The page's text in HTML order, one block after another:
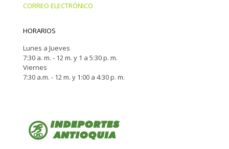
CORREO ELECTRÓNICO
HORARIOS
Lunes a Jueves
7:30 a. m. - 12 m. y 1 a 5:30 p. m.
Viernes
7:30 a.m. - 12 m. y 1:00 a 4:30 p. m.